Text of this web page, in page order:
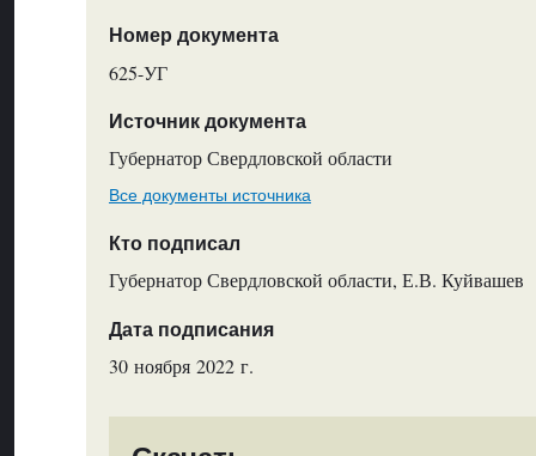
Номер документа
625-УГ
Источник документа
Губернатор Свердловской области
Все документы источника
Кто подписал
Губернатор Свердловской области, Е.В. Куйвашев
Дата подписания
30 ноября 2022 г.